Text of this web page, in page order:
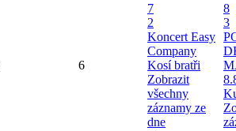
6
7
2
Koncert Easy
Company
Kosí bratři
Zobrazit
všechny
záznamy ze
dne
8
3